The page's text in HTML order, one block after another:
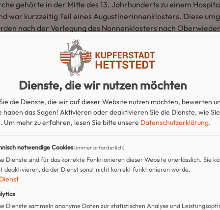
gehörte in der Mitte des 13. Jahrhunderts zu einem
war kurzzeitig Teil eines Augustinerinnenklosters. Diese
nach der Verlegung des Nonnenklosters nach
zur Eingemeindung des Ortes Kupferberg nach Hettstedt im
Siedlung. Sie wurde von der evangelischen
Anschließend stand das Gebäude für viele Jahre
und Vandalismus entstanden erhebliche Schäden
somit verloren.
die Stadt Hettstedt in den Besitz des kleinen Gotteshauses.
ruinösen Zustand. 1995 gründete sich ein Förderverein,
dem endgültigen Verfall bewahrt und in den Folgejahren
die St.-Gangolf-Kirche ein kulturelles Zentrum in der Stadt
Bauwerk finden u.a. Konzerte, Ausstellungen und zahlreiche
Dienste, die wir nutzen möchten
die Dienste, die wir auf dieser Website nutzen möchten, bewerten
haben das Sagen! Aktivieren oder deaktivieren Sie die Dienste, wie
Um mehr zu erfahren, lesen Sie bitte unsere Datenschutzerklärung.
notwendige Cookies(immer erforderlich)
Dienste sind für das korrekte Funktionieren dieser Website unerlässlich. Sie
deaktivieren, da der Dienst sonst nicht korrekt funktionieren würde.
Dienst
Dienste sammeln anonyme Daten zur statistischen Analyse und